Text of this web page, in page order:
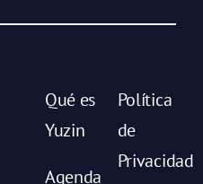
Qué es
Yuzin
Agenda
Política
de
Privacidad